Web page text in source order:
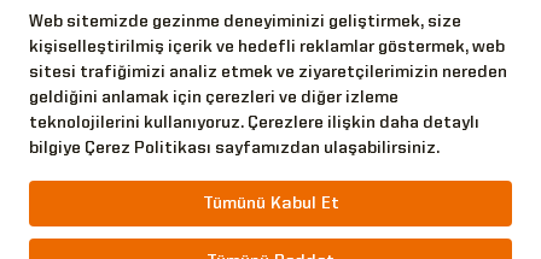
Web sitemizde gezinme deneyiminizi geliştirmek, size
kişiselleştirilmiş içerik ve hedefli reklamlar göstermek, web
sitesi trafiğimizi analiz etmek ve ziyaretçilerimizin nereden
geldiğini anlamak için çerezleri ve diğer izleme
teknolojilerini kullanıyoruz. Çerezlere ilişkin daha detaylı
bilgiye Çerez Politikası sayfamızdan ulaşabilirsiniz.
Tümünü Kabul Et
Bizi Takip Edin!
Copyright © 2026 Silyon Askeri Giyim Tüm Hakları
Saklıdır.